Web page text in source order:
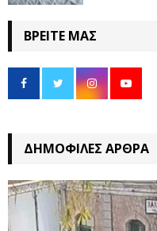
ΒΡΕΊΤΕ ΜΑΣ
ΔΗΜΟΦΙΛΈΣ ΆΡΘΡΑ